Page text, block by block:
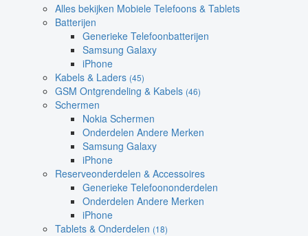
Alles bekijken Mobiele Telefoons & Tablets
Batterijen
Generieke Telefoonbatterijen
Samsung Galaxy
iPhone
Kabels & Laders (45)
GSM Ontgrendeling & Kabels (46)
Schermen
Nokia Schermen
Onderdelen Andere Merken
Samsung Galaxy
iPhone
Reserveonderdelen & Accessoires
Generieke Telefoononderdelen
Onderdelen Andere Merken
iPhone
Tablets & Onderdelen (18)